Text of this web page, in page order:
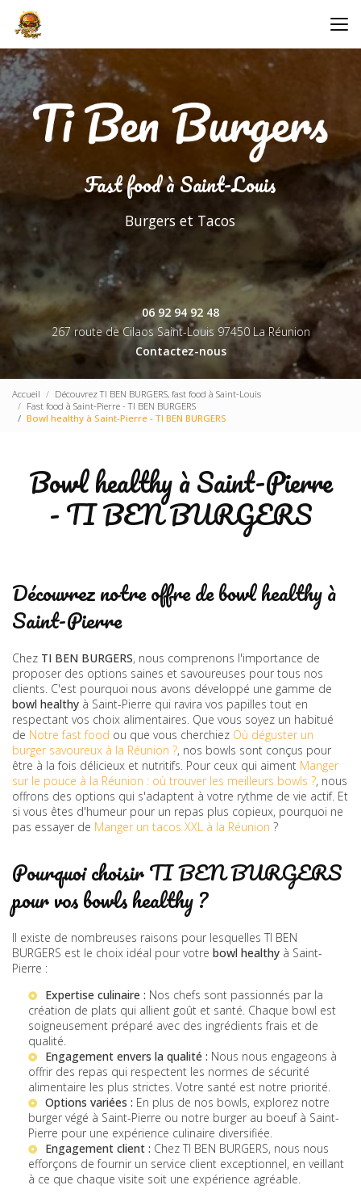
contenu
principal
Fast food à Saint-Louis
Burgers et Tacos
06 92 94 92 48
267 route de Cilaos Saint-Louis 97450 La Réunion
Contactez-nous
Accueil
Découvrez TI BEN BURGERS, fast food à Saint-Louis
Fast food à Saint-Pierre - TI BEN BURGERS
Bowl healthy à Saint-Pierre - TI BEN BURGERS
Bowl healthy à Saint-Pierre
- TI BEN BURGERS
Découvrez notre offre de bowl healthy à
Saint-Pierre
Chez TI BEN BURGERS, nous comprenons l'importance de
proposer des options saines et savoureuses pour tous nos
clients. C'est pourquoi nous avons développé une gamme de
bowl healthy à Saint-Pierre qui ravira vos papilles tout en
respectant vos choix alimentaires. Que vous soyez un habitué
de Notre fast food ou que vous cherchiez Où déguster un
burger savoureux à la Réunion ?, nos bowls sont conçus pour
être à la fois délicieux et nutritifs. Pour ceux qui aiment Manger
sur le pouce à la Réunion : où trouver les meilleurs bowls ?, nous
offrons des options qui s'adaptent à votre rythme de vie actif. Et
si vous êtes d'humeur pour un repas plus copieux, pourquoi ne
pas essayer de Manger un tacos XXL à la Réunion ?
Pourquoi choisir TI BEN BURGERS
pour vos bowls healthy ?
Il existe de nombreuses raisons pour lesquelles TI BEN
BURGERS est le choix idéal pour votre bowl healthy à Saint-
Pierre :
Expertise culinaire : Nos chefs sont passionnés par la
création de plats qui allient goût et santé. Chaque bowl est
soigneusement préparé avec des ingrédients frais et de
qualité.
Engagement envers la qualité : Nous nous engageons à
offrir des repas qui respectent les normes de sécurité
alimentaire les plus strictes. Votre santé est notre priorité.
Options variées : En plus de nos bowls, explorez notre
burger végé à Saint-Pierre ou notre burger au boeuf à Saint-
Pierre pour une expérience culinaire diversifiée.
Engagement client : Chez TI BEN BURGERS, nous nous
efforçons de fournir un service client exceptionnel, en veillant
à ce que chaque visite soit une expérience agréable.